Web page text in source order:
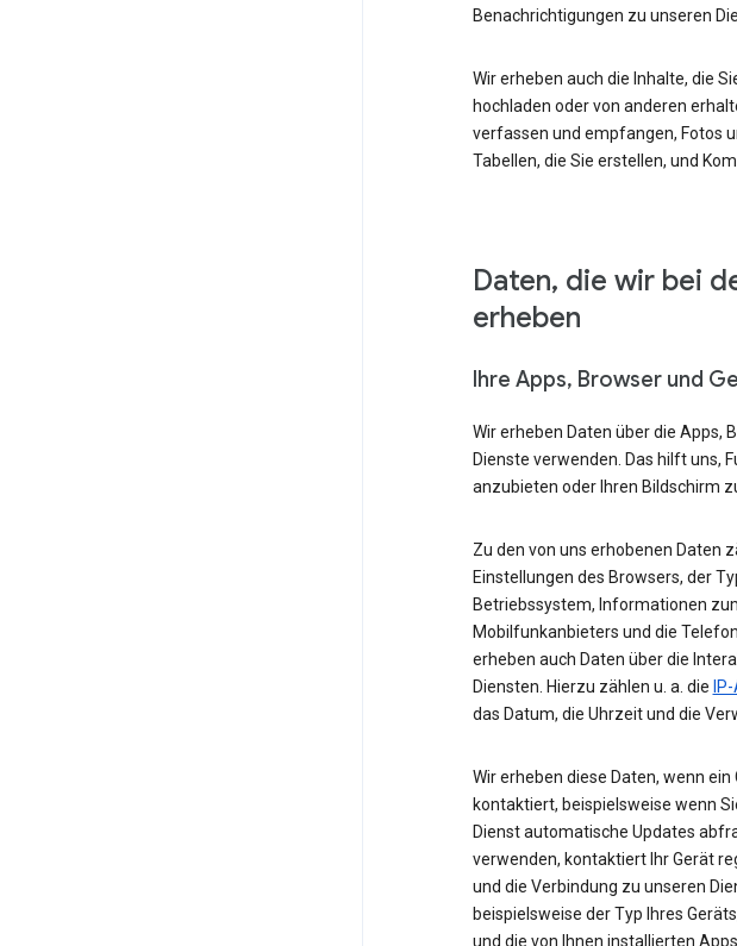
Benachrichtigungen zu unseren
Wir erheben auch die Inhalte, die
hochladen oder von anderen
verfassen und empfangen, Fotos
Tabellen, die Sie erstellen, und
Daten, die wir bei
erheben
Ihre Apps, Browser und
Wir erheben Daten über die Apps,
Dienste verwenden. Das hilft uns,
anzubieten oder Ihren Bildschirm
Zu den von uns erhobenen Daten
Einstellungen des Browsers, der
Betriebssystem, Informationen
Mobilfunkanbieters und die
erheben auch Daten über die
Diensten. Hierzu zählen u. a. die
das Datum, die Uhrzeit und die
Wir erheben diese Daten, wenn
kontaktiert, beispielsweise wenn
Dienst automatische Updates
verwenden, kontaktiert Ihr Gerät
und die Verbindung zu unseren
beispielsweise der Typ Ihres
und die von Ihnen installierten